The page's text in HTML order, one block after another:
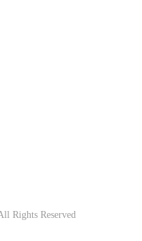
Rights Reserved